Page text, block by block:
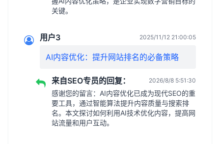
关键。
用户3 2025/11/12 21:00:05
AI内容优化：提升网站排名的必备策略
来自SEO专员的回复： 2026/8/8 5:51:30
感谢您的留言：AI内容优化已成为现代SEO的重
要工具，通过智能算法提升内容质量与搜索排
名。本文探讨如何利用AI技术优化内容，提高网
站流量和用户互动。